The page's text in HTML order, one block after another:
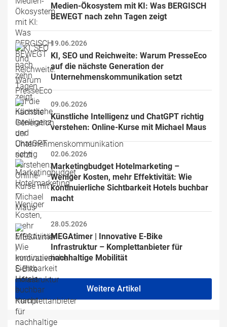
Medien-Ökosystem mit KI: Was BERGISCH
BEWEGT nach zehn Tagen zeigt
19.06.2026
KI, SEO und Reichweite: Warum PresseEco
auf die nächste Generation der
Unternehmenskommunikation setzt
09.06.2026
Künstliche Intelligenz und ChatGPT richtig
verstehen: Online-Kurse mit Michael Maus
02.06.2026
Marketingbudget Hotelmarketing –
Weniger Kosten, mehr Effektivität: Wie
kontinuierliche Sichtbarkeit Hotels buchbar
macht
28.05.2026
MEGAtimer | Innovative E-Bike
Infrastruktur – Komplettanbieter für
nachhaltige Mobilität
Weitere Artikel